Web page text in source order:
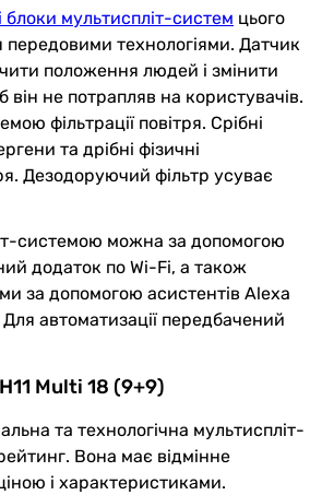
блоки мультиспліт-систем цього
технологіями. Датчик
положення людей і змінити
не потрапляв на користувачів.
фільтрації повітря. Срібні
та дрібні фізичні
Дезодоруючий фільтр усуває
системою можна за допомогою
додаток по Wi-Fi, а також
за допомогою асистентів Alexa
автоматизації передбачений
Multi 18 (9+9)
та технологічна мультиспліт-
Вона має відмінне
і характеристиками.